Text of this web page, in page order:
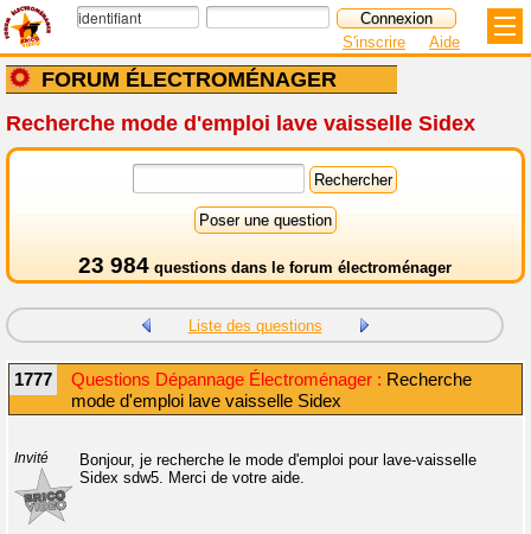
FORUM ÉLECTROMÉNAGER
S'inscrire Aide
Recherche mode d'emploi lave vaisselle Sidex
23 984 questions dans le forum électroménager
Liste des questions
1777 Questions Dépannage Électroménager : Recherche
mode d'emploi lave vaisselle Sidex
Invité
Bonjour, je recherche le mode d'emploi pour lave-vaisselle
Sidex sdw5. Merci de votre aide.